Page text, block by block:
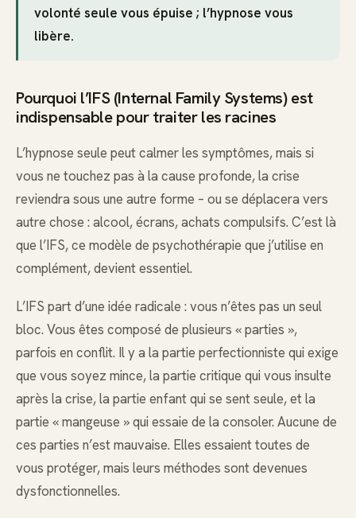
volonté seule vous épuise ; l’hypnose vous
libère.
Pourquoi l’IFS (Internal Family Systems) est
indispensable pour traiter les racines
L’hypnose seule peut calmer les symptômes, mais si
vous ne touchez pas à la cause profonde, la crise
reviendra sous une autre forme – ou se déplacera vers
autre chose : alcool, écrans, achats compulsifs. C’est là
que l’IFS, ce modèle de psychothérapie que j’utilise en
complément, devient essentiel.
L’IFS part d’une idée radicale : vous n’êtes pas un seul
bloc. Vous êtes composé de plusieurs « parties »,
parfois en conflit. Il y a la partie perfectionniste qui exige
que vous soyez mince, la partie critique qui vous insulte
après la crise, la partie enfant qui se sent seule, et la
partie « mangeuse » qui essaie de la consoler. Aucune de
ces parties n’est mauvaise. Elles essaient toutes de
vous protéger, mais leurs méthodes sont devenues
dysfonctionnelles.